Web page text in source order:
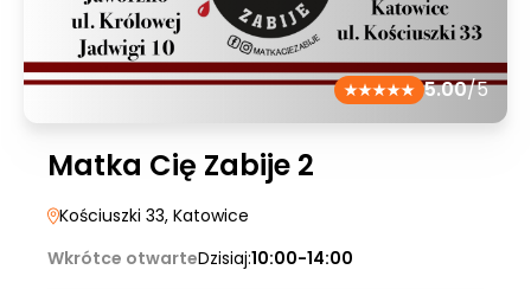
5.00/5
Matka Cię Zabije 2
Kościuszki 33, Katowice
Wkrótce otwarteDzisiaj:10:00-14:00